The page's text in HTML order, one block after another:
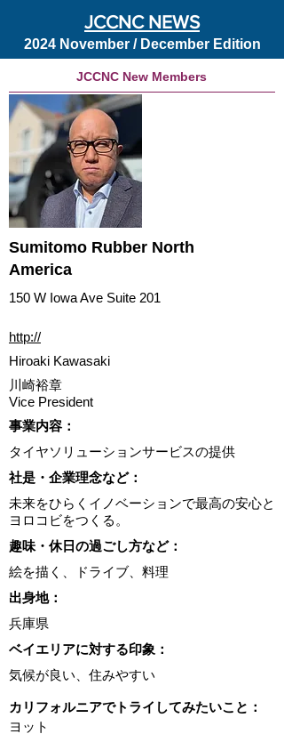
JCCNC NEWS
2024 November / December Edition
JCCNC New Members
Sumitomo Rubber North
America
150 W Iowa Ave Suite 201
http://
Hiroaki Kawasaki
川崎裕章
Vice President
​事業内容：
タイヤソリューションサービスの提供
​社是・企業理念など：
未来をひらくイノベーションで最高の安心と
ヨロコビをつくる。
趣味・休日の過ごし方など：
絵を描く、ドライブ、料理
出身地：
兵庫県
ベイエリアに対する印象：
気候が良い、住みやすい
カリフォルニアでトライしてみたいこと：
ヨット